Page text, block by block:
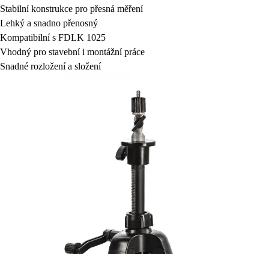
Stabilní konstrukce pro přesná měření
Lehký a snadno přenosný
Kompatibilní s FDLK 1025
Vhodný pro stavební i montážní práce
Snadné rozložení a složení